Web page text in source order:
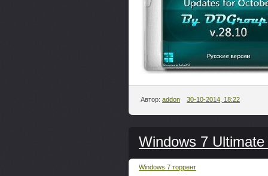
Автор: addon 30-10-2014, 18:22
Windows 7
Windows 7 торрент